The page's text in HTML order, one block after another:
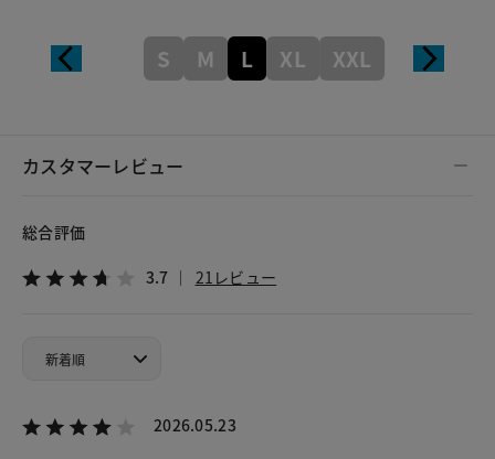
S M L XL XXL
カスタマーレビュー
総合評価
3.7 21レビュー
2026.05.23